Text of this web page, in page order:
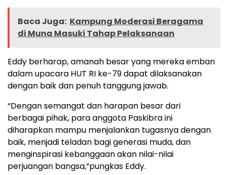
Baca Juga: Kampung Moderasi Beragama
di Muna Masuki Tahap Pelaksanaan
Eddy berharap, amanah besar yang mereka emban
dalam upacara HUT RI ke-79 dapat dilaksanakan
dengan baik dan penuh tanggung jawab.
“Dengan semangat dan harapan besar dari
berbagai pihak, para anggota Paskibra ini
diharapkan mampu menjalankan tugasnya dengan
baik, menjadi teladan bagi generasi muda, dan
menginspirasi kebanggaan akan nilai-nilai
perjuangan bangsa,”pungkas Eddy.